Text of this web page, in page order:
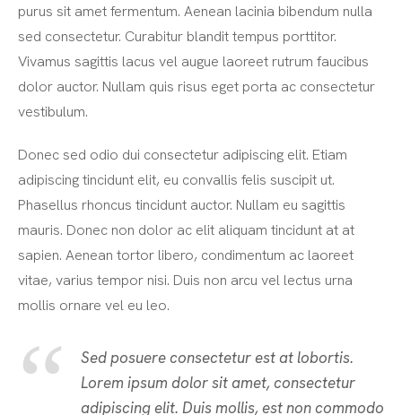
purus sit amet fermentum. Aenean lacinia bibendum nulla
sed consectetur. Curabitur blandit tempus porttitor.
Vivamus sagittis lacus vel augue laoreet rutrum faucibus
dolor auctor. Nullam quis risus eget porta ac consectetur
vestibulum.
Donec sed odio dui consectetur adipiscing elit. Etiam
adipiscing tincidunt elit, eu convallis felis suscipit ut.
Phasellus rhoncus tincidunt auctor. Nullam eu sagittis
mauris. Donec non dolor ac elit aliquam tincidunt at at
sapien. Aenean tortor libero, condimentum ac laoreet
vitae, varius tempor nisi. Duis non arcu vel lectus urna
mollis ornare vel eu leo.
Sed posuere consectetur est at lobortis.
Lorem ipsum dolor sit amet, consectetur
adipiscing elit. Duis mollis, est non commodo